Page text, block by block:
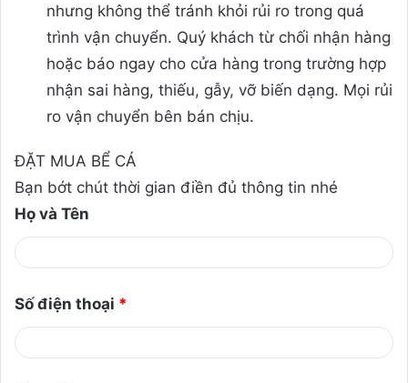
nhưng không thể tránh khỏi rủi ro trong quá
trình vận chuyển. Quý khách từ chối nhận hàng
hoặc báo ngay cho cửa hàng trong trường hợp
nhận sai hàng, thiếu, gẫy, vỡ biến dạng. Mọi rủi
ro vận chuyển bên bán chịu.
ĐẶT MUA BỂ CÁ
Bạn bớt chút thời gian điền đủ thông tin nhé
Họ và Tên
Số điện thoại *